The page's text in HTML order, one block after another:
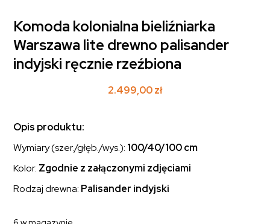
Komoda kolonialna bieliźniarka
Warszawa lite drewno palisander
indyjski ręcznie rzeźbiona
2.499,00zł
Opis produktu:
Wymiary (szer./głęb./wys.): 100/40/100 cm
Kolor: Zgodnie z załączonymi zdjęciami
Rodzaj drewna: Palisander indyjski